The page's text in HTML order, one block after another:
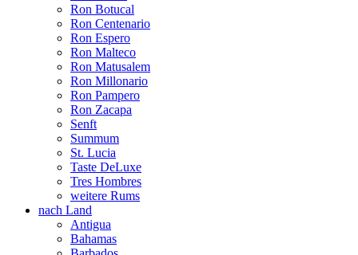
Ron Botucal
Ron Centenario
Ron Espero
Ron Malteco
Ron Matusalem
Ron Millonario
Ron Pampero
Ron Zacapa
Senft
Summum
St. Lucia
Taste DeLuxe
Tres Hombres
weitere Rums
nach Land
Antigua
Bahamas